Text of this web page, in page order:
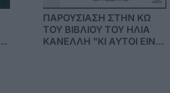
ΠΑΡΟΥΣΙΑΣΗ ΣΤΗΝ ΚΩ
ΤΟΥ ΒΙΒΛΙΟΥ ΤΟΥ ΗΛΙΑ
ΚΑΝΕΛΛΗ "ΚΙ ΑΥΤΟΙ ΕΙΝΑΙ